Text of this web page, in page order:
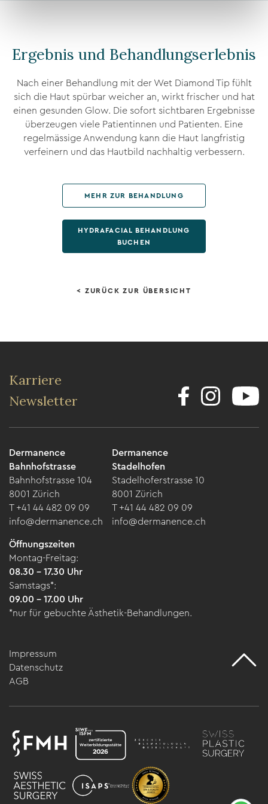
Ergebnis und Behandlungserlebnis
Nach einer Behandlung mit der Wet Diamond Tip fühlt
sich die Haut spürbar weicher an, wirkt frischer und hat
einen gesunden Glow. Die sofort sichtbaren Ergebnisse
überzeugen viele Patientinnen und Patienten. Eine
regelmässige Anwendung kann die Haut langfristig
verfeinern und das Hautbild nachhaltig verbessern.
MEHR ZUR BEHANDLUNG
HYDRAFACIAL BEHANDLUNG
BUCHEN
< ZURÜCK ZUR ÜBERSICHT
Karriere
Newsletter
Dermanence
Bahnhofstrasse
Bahnhofstrasse 104
8001 Zürich
T +41 44 482 09 09
info@dermanence.ch
Dermanence
Stadelhofen
Stadelhoferstrasse 10
8001 Zürich
T +41 44 482 09 09
info@dermanence.ch
Öffnungszeiten
Montag-Freitag:
08.30 – 17.30 Uhr
Samstags*:
09.00 – 17.00 Uhr
*nur für gebuchte Ästhetik-Behandlungen.
Impressum
Datenschutz
AGB